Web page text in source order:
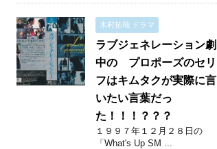
木村拓哉 ドラマ
ラブジェネレーション劇
中の プロポーズのセリ
フはキムタクが実際に言
いたい言葉だっ
た！！！？？？
１９９７年１２月２８日の
「What's Up SM ...